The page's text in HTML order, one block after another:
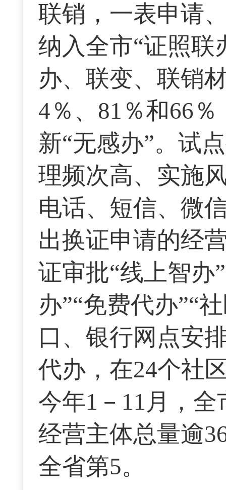
联销，一表申请
纳入全市“证照联
办、联变、联销
4％、81％和66
新“无感办”。试
理频次高、实施
电话、短信、微
出换证申请的经
证审批“线上智办
办”“免费代办”“
口、银行网点安
代办，在24个社
今年1－11月，
经营主体总量逾
全省第5。